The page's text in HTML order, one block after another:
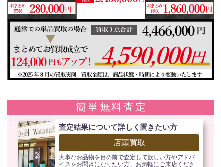
簡単無料査定
査定結果について詳しく聞きたい方
店頭買取
大事なお品物を目の前で査定して欲しい方やアドバ
イスをお聞きになりたい方、お気軽にご来店くださ